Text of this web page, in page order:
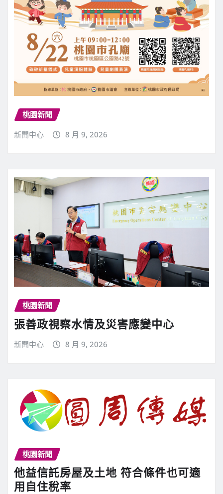
桃園新聞
新聞中心
8 月 9, 2026
桃園新聞
張善政視察水情及災害應變中心
新聞中心 8 月 9, 2026
桃園新聞
他益信託房屋及土地 符合條件也可適
用自住稅率